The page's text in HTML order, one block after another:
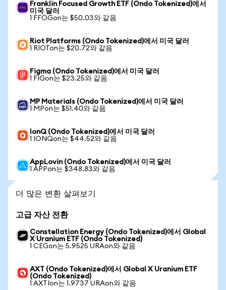
Franklin Focused Growth ETF (Ondo Tokenized)에서
미국 달러
1 FFOGon는 $50.03와 같음
Riot Platforms (Ondo Tokenized)에서 미국 달러
1 RIOTon는 $20.72와 같음
Figma (Ondo Tokenized)에서 미국 달러
1 FIGon는 $23.25와 같음
MP Materials (Ondo Tokenized)에서 미국 달러
1 MPon는 $51.40와 같음
IonQ (Ondo Tokenized)에서 미국 달러
1 IONQon는 $44.52와 같음
AppLovin (Ondo Tokenized)에서 미국 달러
1 APPon는 $348.83와 같음
더 많은 변환 살펴보기
고급 자산 전환
Constellation Energy (Ondo Tokenized)에서 Global
X Uranium ETF (Ondo Tokenized)
1 CEGon는 5.9525 URAon와 같음
AXT (Ondo Tokenized)에서 Global X Uranium ETF
(Ondo Tokenized)
1 AXTIon는 1.9737 URAon와 같음